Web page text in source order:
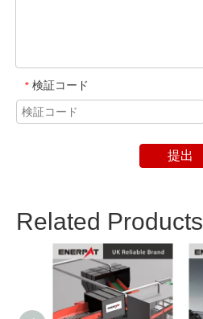
* 検証コード
提出
Related Products